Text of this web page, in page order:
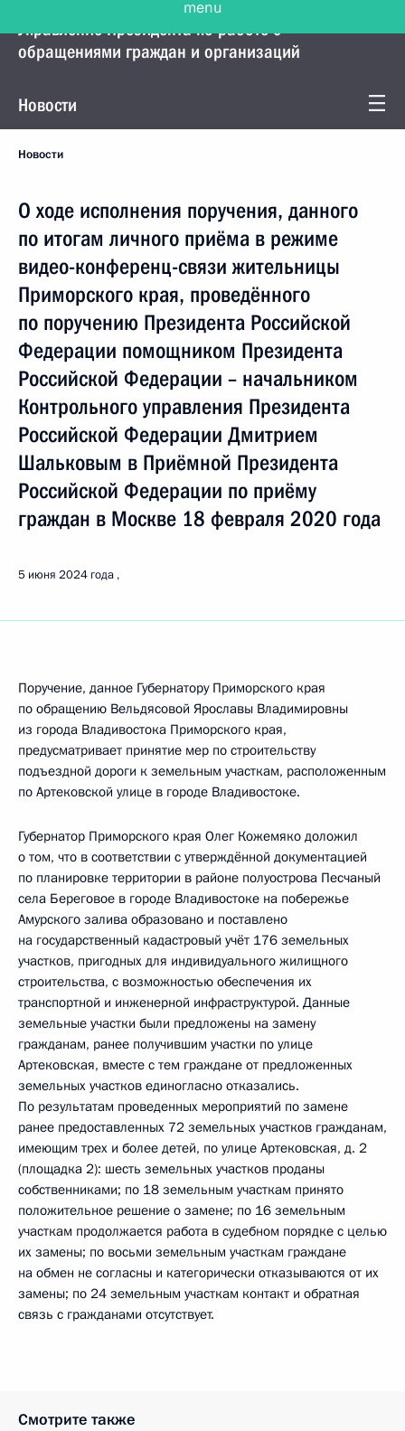
Управление Президента по работе с
обращениями граждан и организаций
Новости
Новости
О ходе исполнения поручения, данного
по итогам личного приёма в режиме
видео-конференц-связи жительницы
Приморского края, проведённого
по поручению Президента Российской
Федерации помощником Президента
Российской Федерации – начальником
Контрольного управления Президента
Российской Федерации Дмитрием
Шальковым в Приёмной Президента
Российской Федерации по приёму
граждан в Москве 18 февраля 2020 года
5 июня 2024 года
Поручение, данное Губернатору Приморского края
по обращению Вельдясовой Ярославы Владимировны
из города Владивостока Приморского края,
предусматривает принятие мер по строительству
подъездной дороги к земельным участкам, расположенным
по Артековской улице в городе Владивостоке.
Губернатор Приморского края Олег Кожемяко доложил
о том, что в соответствии с утверждённой документацией
по планировке территории в районе полуострова Песчаный
села Береговое в городе Владивостоке на побережье
Амурского залива образовано и поставлено
на государственный кадастровый учёт 176 земельных
участков, пригодных для индивидуального жилищного
строительства, с возможностью обеспечения их
транспортной и инженерной инфраструктурой. Данные
земельные участки были предложены на замену
гражданам, ранее получившим участки по улице
Артековская, вместе с тем граждане от предложенных
земельных участков единогласно отказались.
По результатам проведенных мероприятий по замене
ранее предоставленных 72 земельных участков гражданам,
имеющим трех и более детей, по улице Артековская, д. 2
(площадка 2): шесть земельных участков проданы
собственниками; по 18 земельным участкам принято
положительное решение о замене; по 16 земельным
участкам продолжается работа в судебном порядке с целью
их замены; по восьми земельным участкам граждане
на обмен не согласны и категорически отказываются от их
замены; по 24 земельным участкам контакт и обратная
связь с гражданами отсутствует.
Смотрите также